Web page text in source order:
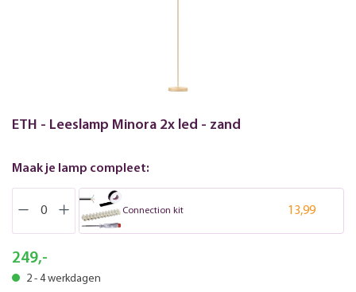
ETH - Leeslamp Minora 2x led - zand
Maak je lamp compleet:
Connection kit 13,99
249,-
2 - 4 werkdagen